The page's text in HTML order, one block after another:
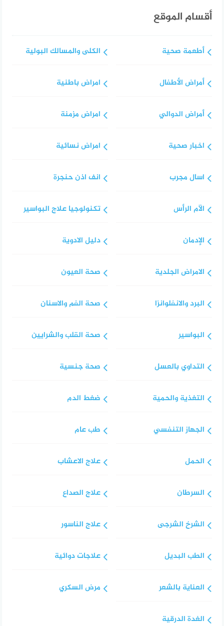
أقسام الموقع
أطعمة صحية
أمراض الأطفال
أمراض الدوالي
اخبار صحية
اسال مجرب
الآم الرأس
الإدمان
الامراض الجلدية
البرد والانفلوانزا
البواسير
التداوي بالعسل
التغذية والحمية
الجهاز التنفسي
الحمل
السرطان
الشرخ الشرجى
الطب البديل
العناية بالشعر
الغدة الدرقية
الكلى والمسالك البولية
امراض باطنية
امراض مزمنة
امراض نسائية
انف اذن حنجرة
تكنولوجيا علاج البواسير
دليل الادوية
صحة العيون
صحة الفم والاسنان
صحة القلب والشرايين
صحة جنسية
ضغط الدم
طب عام
علاج الاعشاب
علاج الصداع
علاج الناسور
علاجات دوائية
مرض السكري